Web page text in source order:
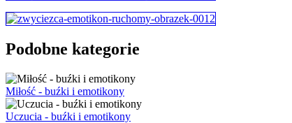
Podobne kategorie
Miłość - buźki i emotikony
Uczucia - buźki i emotikony